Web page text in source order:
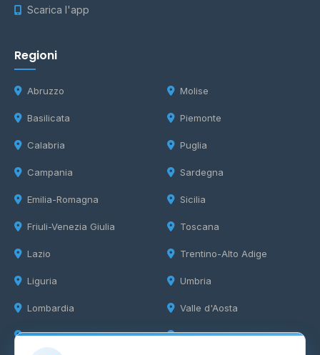
Scarica l'app
Regioni
Abruzzo
Basilicata
Calabria
Campania
Emilia-Romagna
Friuli-Venezia Giulia
Lazio
Liguria
Lombardia
Marche
Molise
Piemonte
Puglia
Sardegna
Sicilia
Toscana
Trentino-Alto Adige
Umbria
Valle d'Aosta
Veneto